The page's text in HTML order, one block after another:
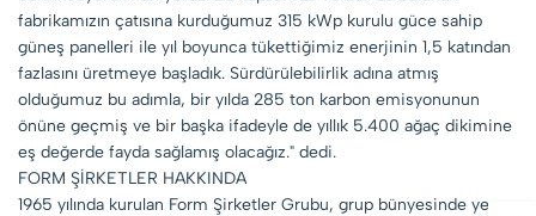
fabrikamızın çatısına kurduğumuz 315 kWp kurulu güce sahip
güneş panelleri ile yıl boyunca tükettiğimiz enerjinin 1,5 katından
fazlasını üretmeye başladık. Sürdürülebilirlik adına atmış
olduğumuz bu adımla, bir yılda 285 ton karbon emisyonunun
önüne geçmiş ve bir başka ifadeyle de yıllık 5.400 ağaç dikimine
eş değerde fayda sağlamış olacağız." dedi.
FORM ŞİRKETLER HAKKINDA
1965 yılında kurulan Form Şirketler Grubu, grup bünyesinde yer